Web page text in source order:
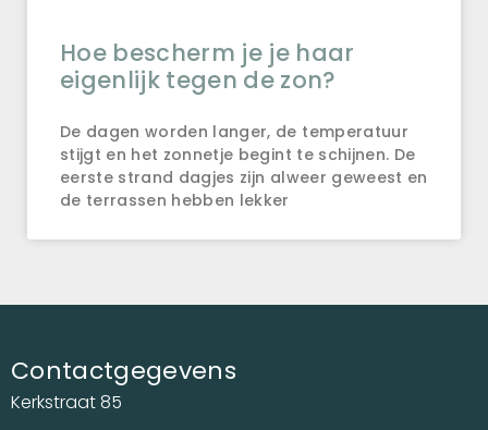
Hoe bescherm je je haar
eigenlijk tegen de zon?
De dagen worden langer, de temperatuur
stijgt en het zonnetje begint te schijnen. De
eerste strand dagjes zijn alweer geweest en
de terrassen hebben lekker
Contactgegevens
Kerkstraat 85